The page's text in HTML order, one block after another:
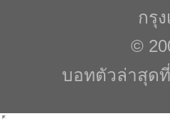
กรุ
©
บอทตัวล่าสุดที่